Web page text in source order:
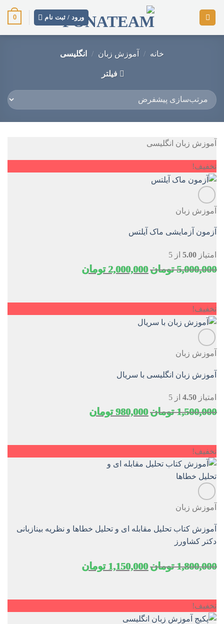
ورود / ثبت نام 0
خانه / آموزش زبان / انگلیسی
فیلتر
آموزش زبان انگلیسی
تخفیف!
آموزش زبان
آزمون آزمایشی ماک آیلتس
امتیاز 5.00 از 5
5,000,000 تومانقیمت
بود.
2,000,000 تومان
است.
تخفیف!
آموزش زبان
آموزش زبان انگلیسی با سریال
امتیاز 4.50 از 5
1,500,000 تومانقیمت
بود.
980,000 تومان
است.
تخفیف!
آموزش زبان
آموزش کتاب تحلیل مقابله ای و تحلیل خطاها و نظریه بینازبانی
دکتر کشاورز
1,800,000 تومانقیمت
بود.
1,150,000 تومان
است.
تخفیف!